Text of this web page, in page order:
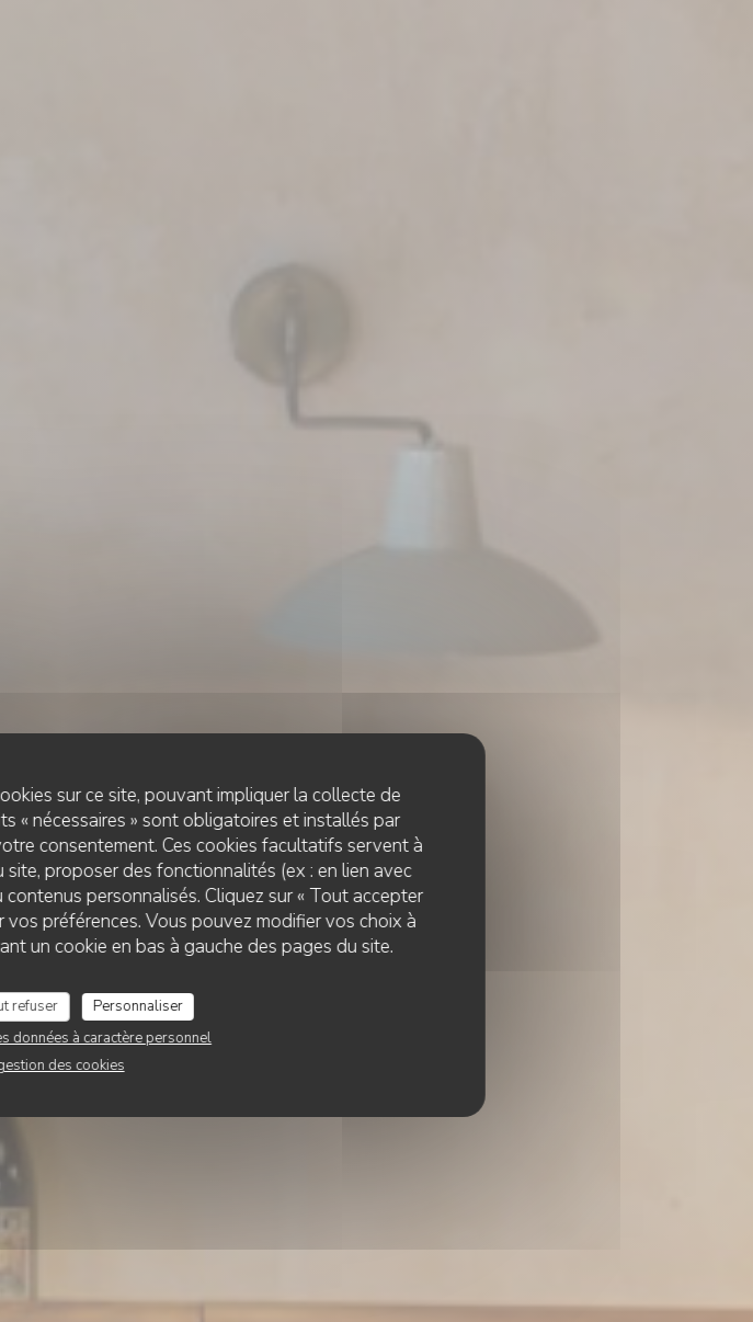
sur ce site, pouvant impliquer la collecte de
« nécessaires » sont obligatoires et installés par
consentement. Ces cookies facultatifs servent à
proposer des fonctionnalités (ex : en lien avec
personnalisés. Cliquez sur « Tout accepter
vos préférences. Vous pouvez modifier vos choix à
un cookie en bas à gauche des pages du site.
refuser
Personnaliser
données à caractère personnel
des cookies
• PARIS